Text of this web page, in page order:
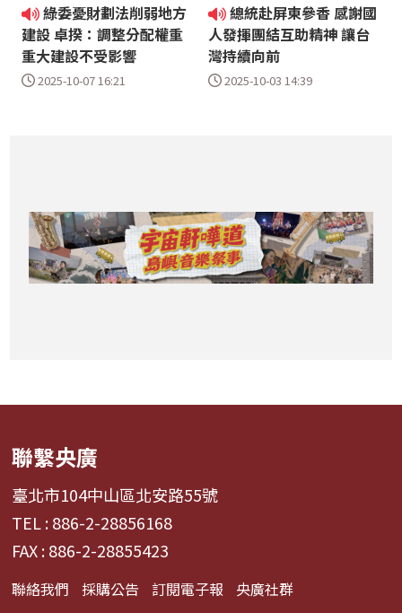
綠委憂財劃法削弱地方
建設 卓揆：調整分配權重
重大建設不受影響
2025-10-07 16:21
總統赴屏東參香 感謝國
人發揮團結互助精神 讓台
灣持續向前
2025-10-03 14:39
聯繫央廣
臺北市104中山區北安路55號
TEL : 886-2-28856168
FAX : 886-2-28855423
聯絡我們 採購公告 訂閱電子報 央廣社群